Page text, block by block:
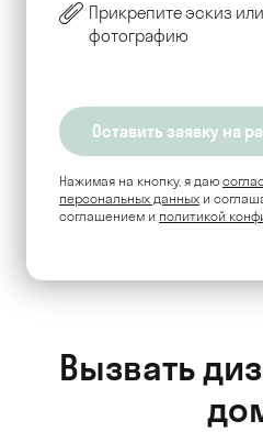
Прикрепите эскиз или
фотографию
Нажимая на кнопку, я даю согласие
персональных данных и
соглашением и политикой
Вызвать